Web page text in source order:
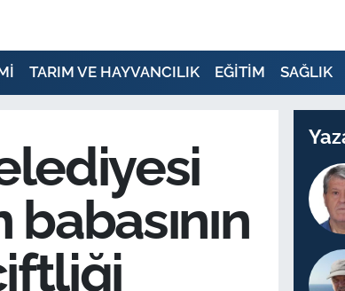
TARIM VE HAYVANCILIK EĞİTİM SAĞLIK